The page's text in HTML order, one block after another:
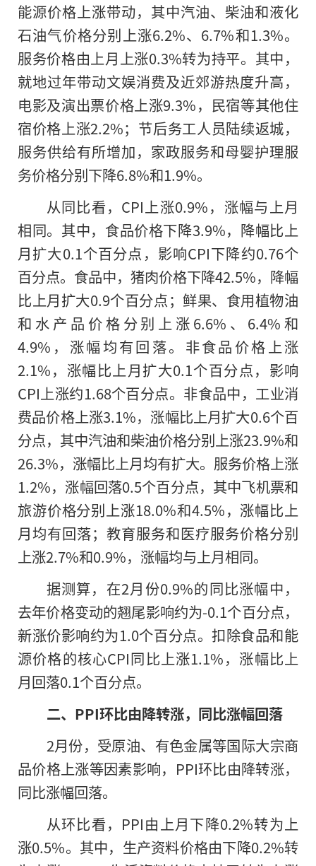
能源价格上涨带动，其中汽油、柴油和液化
石油气价格分别上涨6.2%、6.7%和1.3%。
服务价格由上月上涨0.3%转为持平。其中，
就地过年带动文娱消费及近郊游热度升高，
电影及演出票价格上涨9.3%，民宿等其他住
宿价格上涨2.2%；节后务工人员陆续返城，
服务供给有所增加，家政服务和母婴护理服
务价格分别下降6.8%和1.9%。
从同比看，CPI上涨0.9%，涨幅与上月
相同。其中，食品价格下降3.9%，降幅比上
月扩大0.1个百分点，影响CPI下降约0.76个
百分点。食品中，猪肉价格下降42.5%，降幅
比上月扩大0.9个百分点；鲜果、食用植物油
和水产品价格分别上涨6.6%、6.4%和
4.9%，涨幅均有回落。非食品价格上涨
2.1%，涨幅比上月扩大0.1个百分点，影响
CPI上涨约1.68个百分点。非食品中，工业消
费品价格上涨3.1%，涨幅比上月扩大0.6个百
分点，其中汽油和柴油价格分别上涨23.9%和
26.3%，涨幅比上月均有扩大。服务价格上涨
1.2%，涨幅回落0.5个百分点，其中飞机票和
旅游价格分别上涨18.0%和4.5%，涨幅比上
月均有回落；教育服务和医疗服务价格分别
上涨2.7%和0.9%，涨幅均与上月相同。
据测算，在2月份0.9%的同比涨幅中，
去年价格变动的翘尾影响约为-0.1个百分点，
新涨价影响约为1.0个百分点。扣除食品和能
源价格的核心CPI同比上涨1.1%，涨幅比上
月回落0.1个百分点。
二、PPI环比由降转涨，同比涨幅回落
2月份，受原油、有色金属等国际大宗商
品价格上涨等因素影响，PPI环比由降转涨，
同比涨幅回落。
从环比看，PPI由上月下降0.2%转为上
涨0.5%。其中，生产资料价格由下降0.2%转